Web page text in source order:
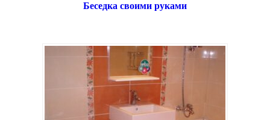
Беседка своими руками